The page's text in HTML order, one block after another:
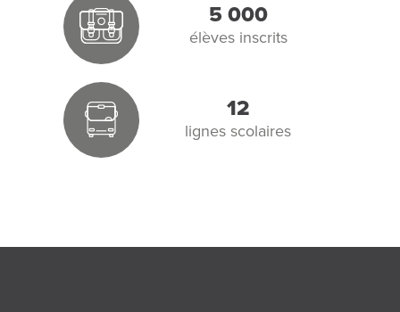
5 000
élèves inscrits
12
lignes scolaires